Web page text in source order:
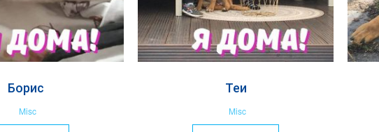
Борис
Misc
Теи
Misc